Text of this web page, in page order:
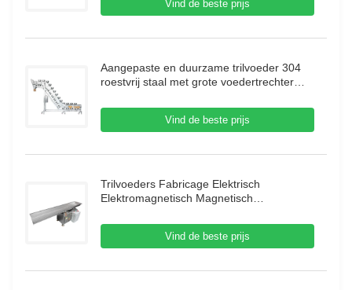
Vind de beste prijs
Aangepaste en duurzame trilvoeder 304
roestvrij staal met grote voedertrechter
Vind de beste prijs
Trilvoeders Fabricage Elektrisch
Elektromagnetisch Magnetisch
Vind de beste prijs